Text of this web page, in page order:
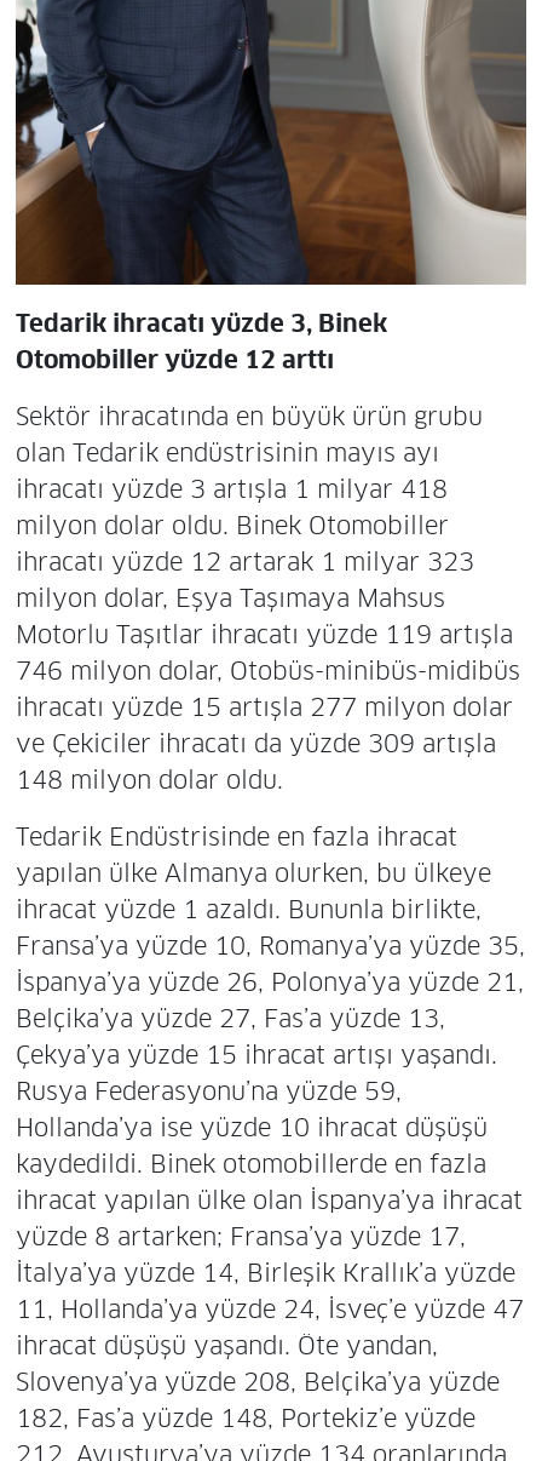
Tedarik ihracatı yüzde 3, Binek
Otomobiller yüzde 12 arttı
Sektör ihracatında en büyük ürün grubu
olan Tedarik endüstrisinin mayıs ayı
ihracatı yüzde 3 artışla 1 milyar 418
milyon dolar oldu. Binek Otomobiller
ihracatı yüzde 12 artarak 1 milyar 323
milyon dolar, Eşya Taşımaya Mahsus
Motorlu Taşıtlar ihracatı yüzde 119 artışla
746 milyon dolar, Otobüs-minibüs-midibüs
ihracatı yüzde 15 artışla 277 milyon dolar
ve Çekiciler ihracatı da yüzde 309 artışla
148 milyon dolar oldu.
Tedarik Endüstrisinde en fazla ihracat
yapılan ülke Almanya olurken, bu ülkeye
ihracat yüzde 1 azaldı. Bununla birlikte,
Fransa’ya yüzde 10, Romanya’ya yüzde 35,
İspanya’ya yüzde 26, Polonya’ya yüzde 21,
Belçika’ya yüzde 27, Fas’a yüzde 13,
Çekya’ya yüzde 15 ihracat artışı yaşandı.
Rusya Federasyonu’na yüzde 59,
Hollanda’ya ise yüzde 10 ihracat düşüşü
kaydedildi. Binek otomobillerde en fazla
ihracat yapılan ülke olan İspanya’ya ihracat
yüzde 8 artarken; Fransa’ya yüzde 17,
İtalya’ya yüzde 14, Birleşik Krallık’a yüzde
11, Hollanda’ya yüzde 24, İsveç’e yüzde 47
ihracat düşüşü yaşandı. Öte yandan,
Slovenya’ya yüzde 208, Belçika’ya yüzde
182, Fas’a yüzde 148, Portekiz’e yüzde